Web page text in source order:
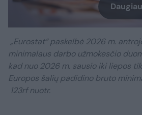
„Eurostat“ paskelbė 2026 m.
minimalaus darbo užmokesčio
kad nuo 2026 m. sausio iki liepos
Europos šalių padidino bruto
123rf nuotr.